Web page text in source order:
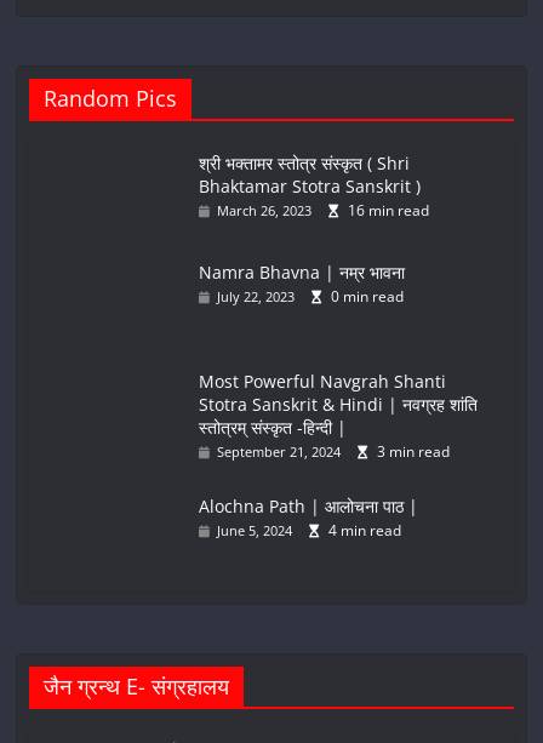
Random Pics
श्री भक्तामर स्तोत्र संस्कृत ( Shri
Bhaktamar Stotra Sanskrit )
March 26, 2023 16 min read
Namra Bhavna | नम्र भावना
July 22, 2023 0 min read
Most Powerful Navgrah Shanti
Stotra Sanskrit & Hindi | नवग्रह शांति
स्तोत्रम् संस्कृत -हिन्दी |
September 21, 2024 3 min read
Alochna Path | आलोचना पाठ |
June 5, 2024 4 min read
जैन ग्रन्थ E- संग्रहालय